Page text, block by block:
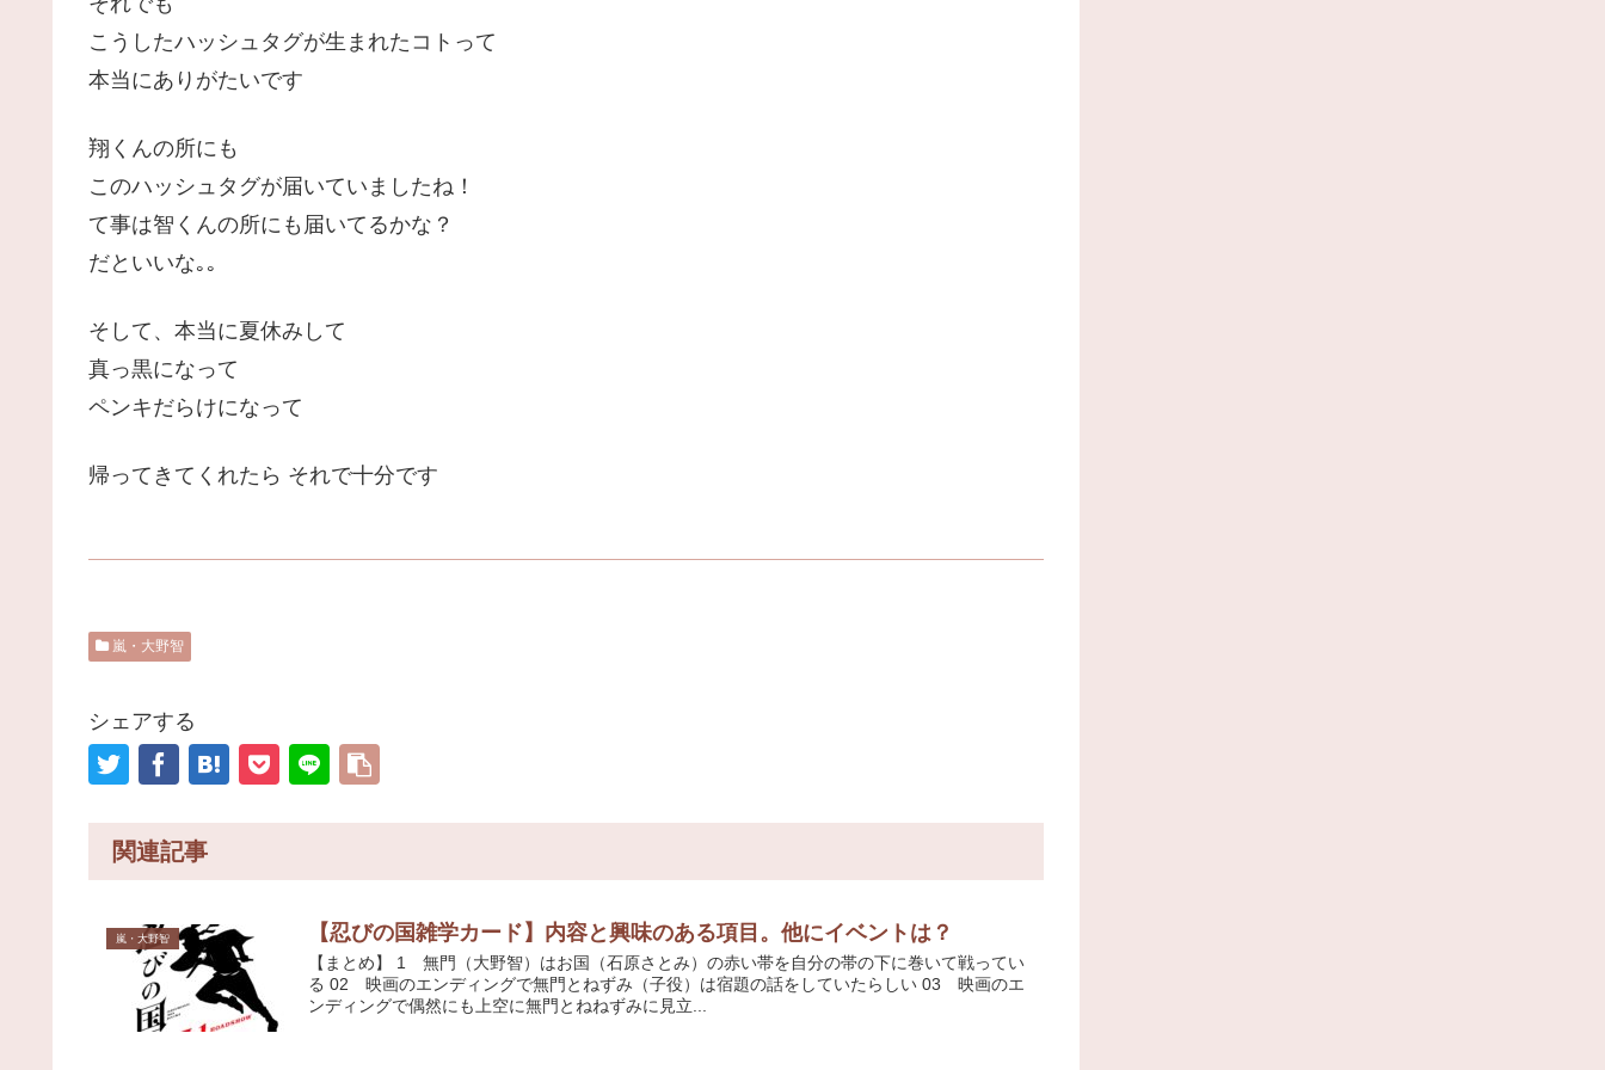
こうしたハッシュタグが生まれたコトって
本当にありがたいです
翔くんの所にも
このハッシュタグが届いていましたね！
て事は智くんの所にも届いてるかな？
だといいな｡｡
そして、本当に夏休みして
真っ黒になって
ペンキだらけになって
帰ってきてくれたら それで十分です
嵐・大野智
シェアする
関連記事
嵐・大野智 【忍びの国雑学カード】内容と興味のある項目。他にイベントは？
【まとめ】 1 無門（大野智）はお国（石原さとみ）の赤い帯を自分の帯の下に巻いて戦ってい
る 02 映画のエンディングで無門とねずみ（子役）は宿題の話をしていたらしい 03 映画のエ
ンディングで偶然にも上空に無門とねねずみに見立...